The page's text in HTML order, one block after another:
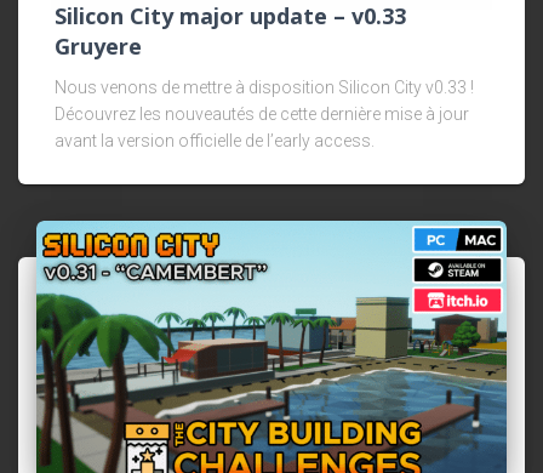
Silicon City major update – v0.33
Gruyere
Nous venons de mettre à disposition Silicon City v0.33 !
Découvrez les nouveautés de cette dernière mise à jour
avant la version officielle de l’early access.